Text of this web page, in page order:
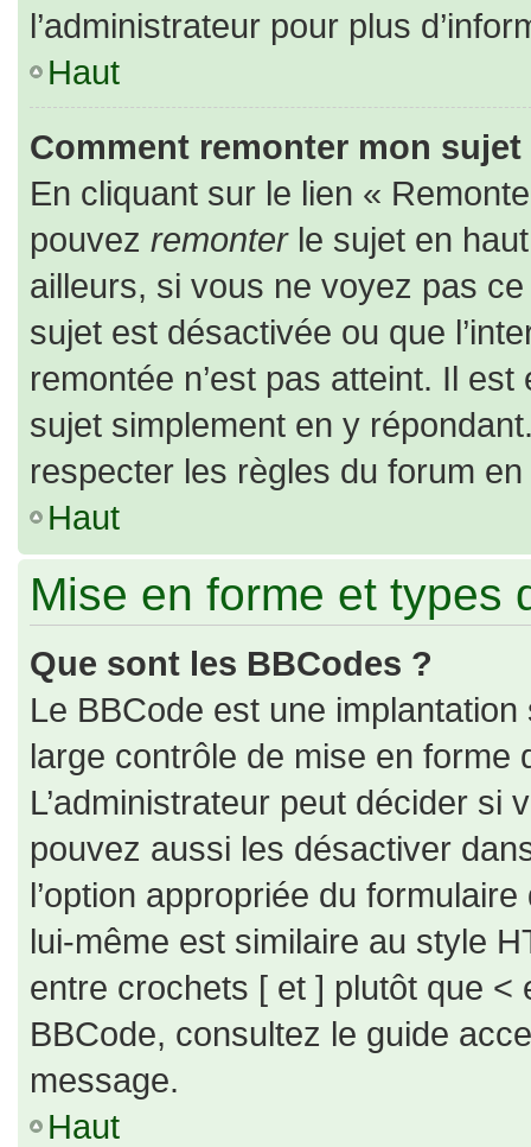
l’administrateur pour plus
Haut
Comment remonter mon sujet
En cliquant sur le lien «
pouvez remonterle sujet en
ailleurs, si vous ne voyez pas
sujet est désactivée ou que
remontée n’est pas atteint. Il
sujet simplement en y
respecter les règles du forum
Haut
Mise en forme et types
Que sont les BBCodes ?
Le BBCode est une
large contrôle de mise en forme
L’administrateur peut décider
pouvez aussi les désactiver
l’option appropriée du
lui-même est similaire au style
entre crochets [ et ] plutôt que <
BBCode, consultez le guide
message.
Haut